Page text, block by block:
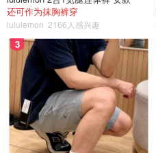
还可作为抹胸裤穿
lululemon 2166人感兴趣
3